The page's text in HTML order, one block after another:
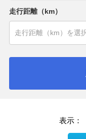
走行距離（km）
表示：